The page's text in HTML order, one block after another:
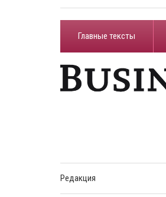
Главные тексты
Редакция